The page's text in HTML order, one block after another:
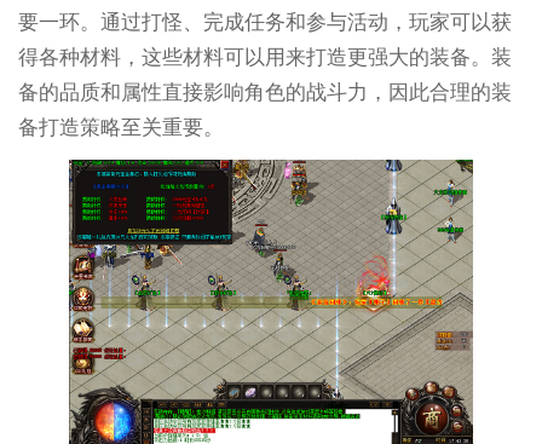
要一环。通过打怪、完成任务和参与活动，玩家可以获
得各种材料，这些材料可以用来打造更强大的装备。装
备的品质和属性直接影响角色的战斗力，因此合理的装
备打造策略至关重要。